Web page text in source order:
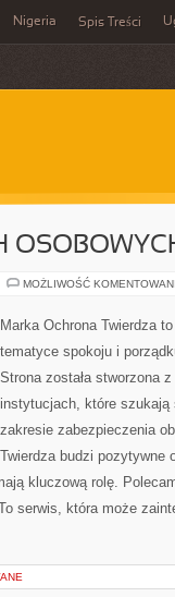
Nigeria Spis Treści
MOŻLIWOŚĆ
Marka Ochrona Twierdza
tematyce spokoju i
Strona została stworzona
instytucjach, które szukają
zakresie zabezpieczenia
Twierdza budzi pozytywne
kluczową rolę.
serwis, która może